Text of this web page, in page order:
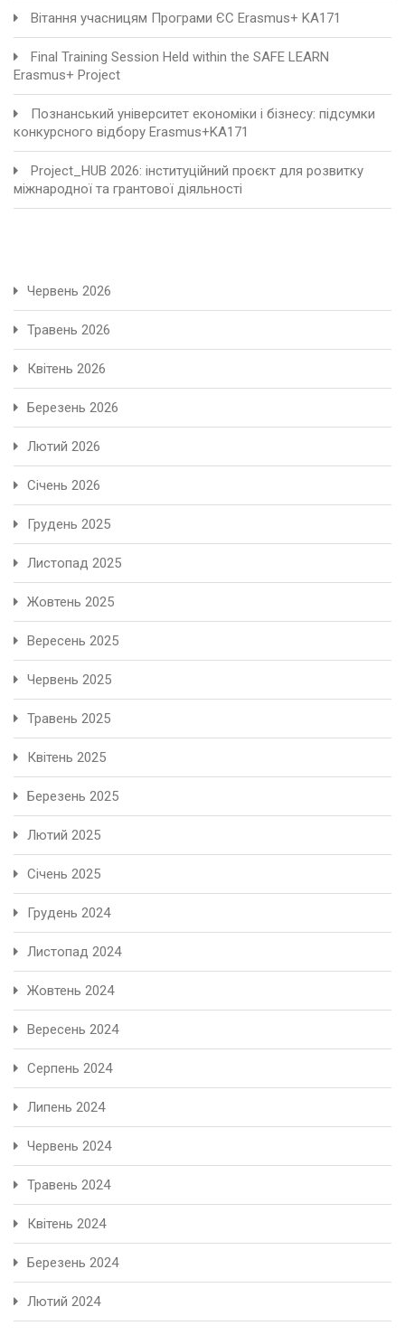
Вітання учасницям Програми ЄС Erasmus+ KA171
Final Training Session Held within the SAFE LEARN
Erasmus+ Project
Познанський університет економіки і бізнесу: підсумки
конкурсного відбору Erasmus+KA171
Project_HUB 2026: інституційний проєкт для розвитку
міжнародної та грантової діяльності
Червень 2026
Травень 2026
Квітень 2026
Березень 2026
Лютий 2026
Січень 2026
Грудень 2025
Листопад 2025
Жовтень 2025
Вересень 2025
Червень 2025
Травень 2025
Квітень 2025
Березень 2025
Лютий 2025
Січень 2025
Грудень 2024
Листопад 2024
Жовтень 2024
Вересень 2024
Серпень 2024
Липень 2024
Червень 2024
Травень 2024
Квітень 2024
Березень 2024
Лютий 2024